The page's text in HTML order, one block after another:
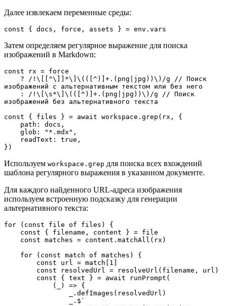
Далее извлекаем переменные среды:
const { docs, force, assets } = env.vars
Затем определяем регулярное выражение для поиска
изображений в Markdown:
const rx = force
изображений с альтернативным текстом или без него
изображений без альтернативного текста
const { files } = await workspace.grep(rx, {
})
Используем workspace.grep для поиска всех вхождений
шаблона регулярного выражения в указанном документе.
Для каждого найденного URL-адреса изображения
используем встроенную подсказку для генерации
альтернативного текста:
for (const file of files) {